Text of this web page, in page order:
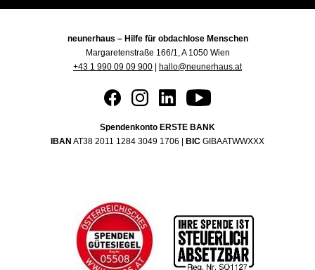
neunerhaus – Hilfe für obdachlose Menschen
Margaretenstraße 166/1, A 1050 Wien
+43 1 990 09 09 900
hallo@neunerhaus.at
Spendenkonto ERSTE BANK
IBAN AT38 2011 1284 3049 1706 | BIC GIBAATWWXXX